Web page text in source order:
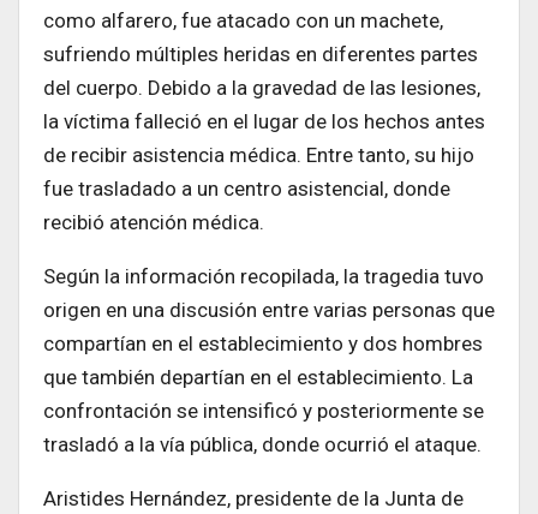
como alfarero, fue atacado con un machete,
sufriendo múltiples heridas en diferentes partes
del cuerpo. Debido a la gravedad de las lesiones,
la víctima falleció en el lugar de los hechos antes
de recibir asistencia médica. Entre tanto, su hijo
fue trasladado a un centro asistencial, donde
recibió atención médica.
Según la información recopilada, la tragedia tuvo
origen en una discusión entre varias personas que
compartían en el establecimiento y dos hombres
que también departían en el establecimiento. La
confrontación se intensificó y posteriormente se
trasladó a la vía pública, donde ocurrió el ataque.
Aristides Hernández, presidente de la Junta de